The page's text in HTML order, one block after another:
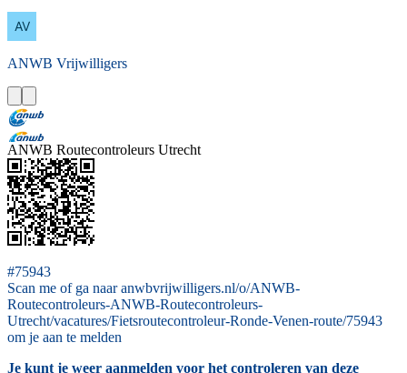
ANWB Vrijwilligers
ANWB Routecontroleurs Utrecht
#75943
Scan me of ga naar anwbvrijwilligers.nl/o/ANWB-
Routecontroleurs-ANWB-Routecontroleurs-
Utrecht/vacatures/Fietsroutecontroleur-Ronde-Venen-route/75943
om je aan te melden
Je kunt je weer aanmelden voor het controleren van deze